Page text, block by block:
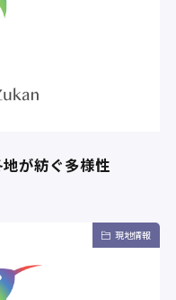
が紡ぐ多様性
現地情報